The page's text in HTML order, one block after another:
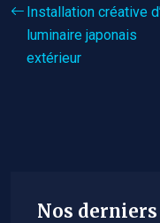
Installation créative
luminaire japonais
extérieur
Nos